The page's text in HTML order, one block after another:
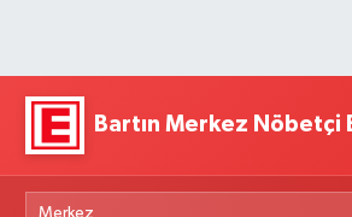
Bartın Merkez Nöbetçi